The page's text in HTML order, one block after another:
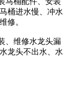
桶进水慢、冲水
修。
、维修水龙头漏
龙头不出水、水